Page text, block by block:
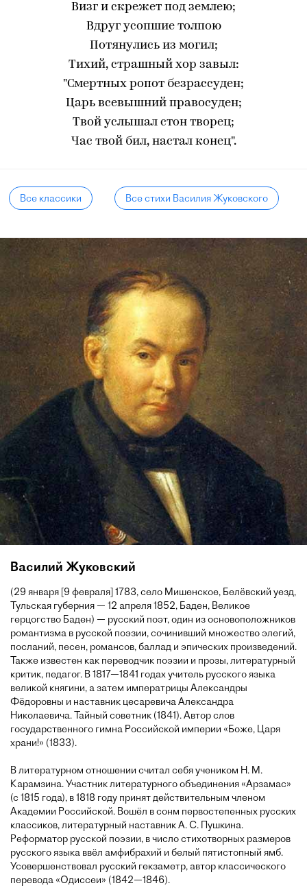
Визг и скрежет под землею;
Вдруг усопшие толпою
Потянулись из могил;
Тихий, страшный хор завыл:
"Смертных ропот безрассуден;
Царь всевышний правосуден;
Твой услышал стон творец;
Час твой бил, настал конец".
Все классики Все стихи Василия Жуковского
Василий Жуковский
(29 января [9 февраля] 1783, село Мишенское, Белёвский уезд,
Тульская губерния — 12 апреля 1852, Баден, Великое
герцогство Баден) — русский поэт, один из основоположников
романтизма в русской поэзии, сочинивший множество элегий,
посланий, песен, романсов, баллад и эпических произведений.
Также известен как переводчик поэзии и прозы, литературный
критик, педагог. В 1817—1841 годах учитель русского языка
великой княгини, а затем императрицы Александры
Фёдоровны и наставник цесаревича Александра
Николаевича. Тайный советник (1841). Автор слов
государственного гимна Российской империи «Боже, Царя
храни!» (1833).
В литературном отношении считал себя учеником Н. М.
Карамзина. Участник литературного объединения «Арзамас»
(с 1815 года), в 1818 году принят действительным членом
Академии Российской. Вошёл в сонм первостепенных русских
классиков, литературный наставник А. С. Пушкина.
Реформатор русской поэзии, в число стихотворных размеров
русского языка ввёл амфибрахий и белый пятистопный ямб.
Усовершенствовал русский гекзаметр, автор классического
перевода «Одиссеи» (1842—1846).